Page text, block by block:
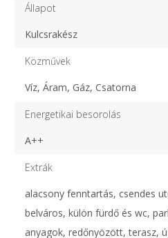
Állapot
Kulcsrakész
Közművek
Víz, Áram, Gáz, Csatorna
Energetikai besorolás
A++
Extrák
alacsony fenntartás, csendes
belváros, külön fürdő és wc,
anyagok, redőnyözött, terasz,